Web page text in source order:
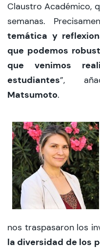
Claustro Académico,
semanas.
temática y
que podemos
que venimos
estudiantes”,
Matsumoto.
nos traspasaron los
la diversidad de los